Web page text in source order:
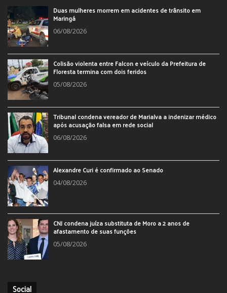
Duas mulheres morrem em acidentes de trânsito em
Maringá
06/08/2026
Colisão violenta entre Falcon e veículo da Prefeitura de
Floresta termina com dois feridos
05/08/2026
Tribunal condena vereador de Marialva a indenizar médico
após acusação falsa em rede social
06/08/2026
Alexandre Curi é confirmado ao Senado
04/08/2026
CNJ condena juíza substituta de Moro a 2 anos de
afastamento de suas funções
05/08/2026
Social